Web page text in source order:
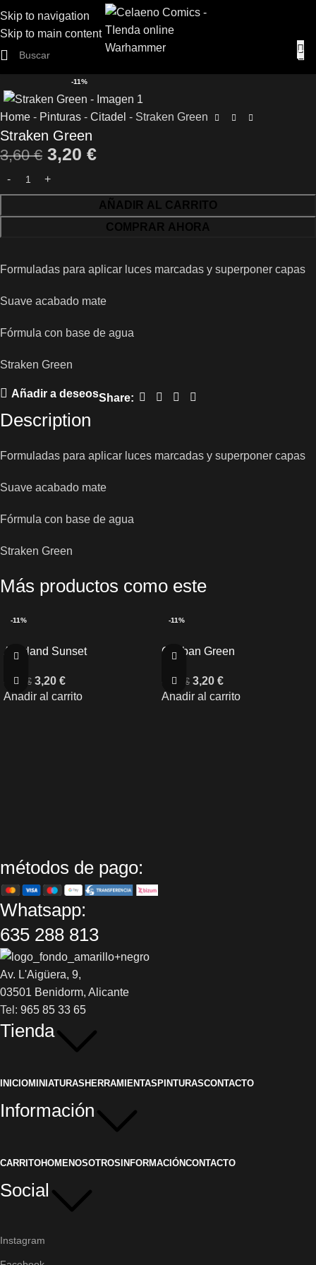
Skip to navigation
Skip to main content
-11%
Home - Pinturas - Citadel - Straken Green
Straken Green
3,60€ 3,20 €
AÑADIR AL CARRITO
COMPRAR AHORA
Formuladas para aplicar luces marcadas y superponer capas
Suave acabado mate
Fórmula con base de agua
Straken Green
Añadir a deseosShare:
Description
Formuladas para aplicar luces marcadas y superponer capas
Suave acabado mate
Fórmula con base de agua
Straken Green
Más productos como este
-11%
Averland Sunset
3,60 € 3,20 €
Añadir al carrito
-11%
Caliban Green
3,60 € 3,20 €
Añadir al carrito
métodos de pago:
Whatsapp:
635 288 813
Av. L'Aigüera, 9,
03501 Benidorm, Alicante
Tel: 965 85 33 65
Tienda
INICIOMINIATURAS HERRAMIENTAS PINTURASCONTACTO
Información
CARRITOHOMENOSOTROS INFORMACIÓNCONTACTO
Social
Instagram